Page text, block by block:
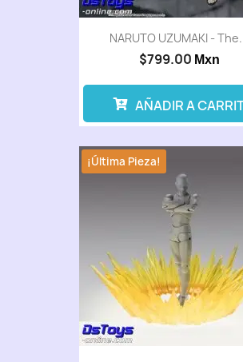
NARUTO UZUMAKI -
$799.00 Mxn
AÑADIR A
¡Última Pieza!